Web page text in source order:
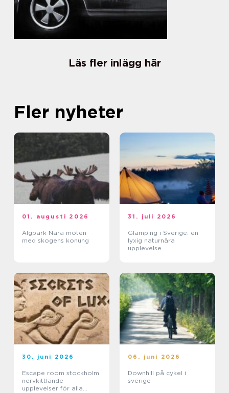
Läs fler inlägg här
Fler nyheter
01. augusti 2026
Älgpark Nära möten
med skogens konung
31. juli 2026
Glamping i Sverige: en
lyxig naturnära
upplevelse
30. juni 2026
Escape room stockholm
nervkittlande
upplevelser för alla
06. juni 2026
Downhill på cykel i
sverige